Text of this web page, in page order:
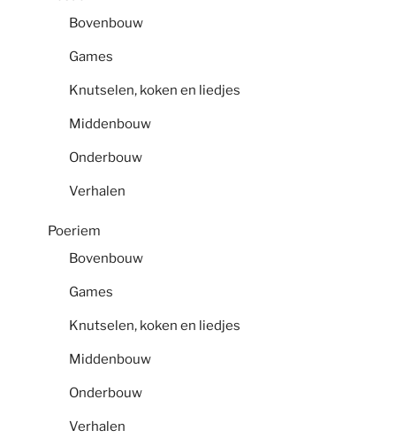
Bovenbouw
Games
Knutselen, koken en liedjes
Middenbouw
Onderbouw
Verhalen
Poeriem
Bovenbouw
Games
Knutselen, koken en liedjes
Middenbouw
Onderbouw
Verhalen